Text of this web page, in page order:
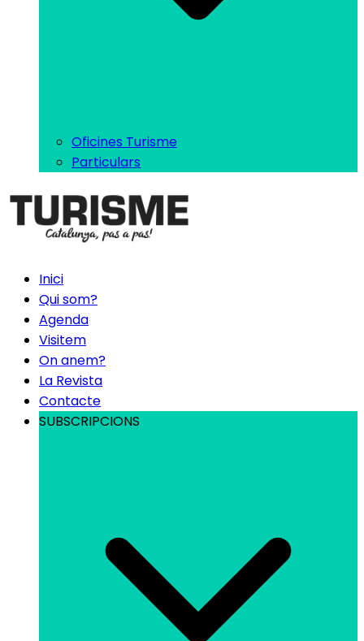
Oficines Turisme
Particulars
Inici
Qui som?
Agenda
Visitem
On anem?
La Revista
Contacte
SUBSCRIPCIONS